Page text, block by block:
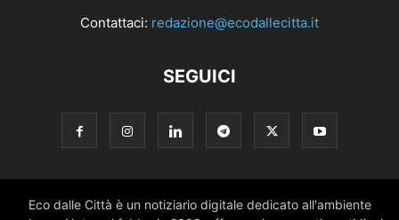
Contattaci: redazione@ecodallecitta.it
SEGUICI
Eco dalle Città è un notiziario digitale dedicato all'ambiente